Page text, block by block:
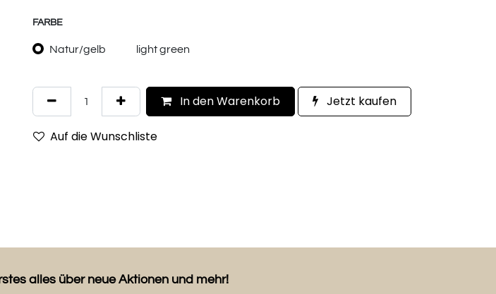
FARBE
Natur/gelb light green
In den Warenkorb Jetzt kaufen
Auf die Wunschliste
alles über neue Aktionen und mehr!